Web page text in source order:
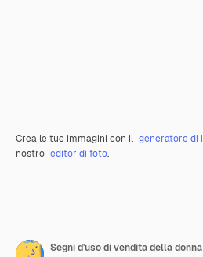
Crea le tue immagini con il generatore di
nostro editor di foto.
Segni d'uso di vendita della